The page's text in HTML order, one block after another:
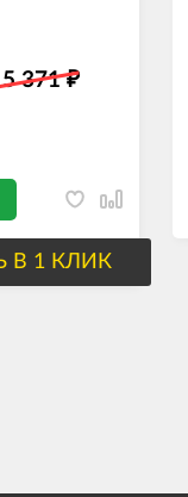
371₽
В 1 КЛИК